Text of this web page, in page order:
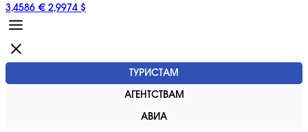
3,4586 € 2,9974 $
ТУРИСТАМ
АГЕНТСТВАМ
АВИА